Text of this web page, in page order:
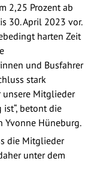
2,25 Prozent ab
30. April 2023 vor.
harten Zeit
und Busfahrer
stark
unsere Mitglieder
betont die
Yvonne Hüneburg.
die Mitglieder
unter dem